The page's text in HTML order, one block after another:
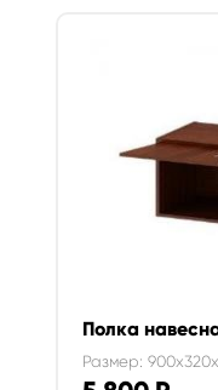
Полка
Размер: